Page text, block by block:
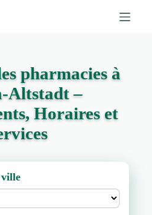
pharmacies à
Altstadt –
Horaires et
ville